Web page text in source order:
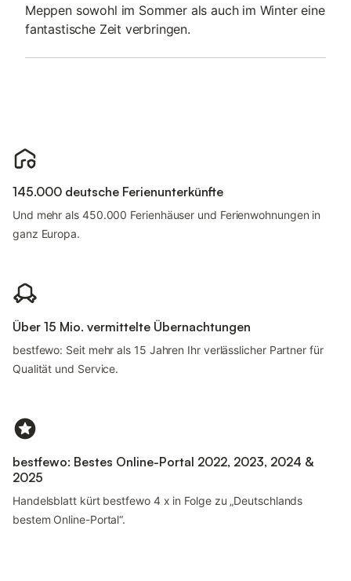
Meppen sowohl im Sommer als auch im Winter eine
fantastische Zeit verbringen.
145.000 deutsche Ferienunterkünfte
Und mehr als 450.000 Ferienhäuser und Ferienwohnungen in
ganz Europa.
Über 15 Mio. vermittelte Übernachtungen
bestfewo: Seit mehr als 15 Jahren Ihr verlässlicher Partner für
Qualität und Service.
bestfewo: Bestes Online-Portal 2022, 2023, 2024 &
2025
Handelsblatt kürt bestfewo 4 x in Folge zu „Deutschlands
bestem Online-Portal“.